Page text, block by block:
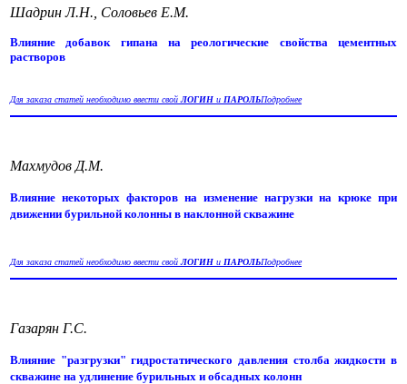
Шадрин Л.Н., Соловьев Е.М.
Влияние добавок гипана на реологические свойства цементных
растворов
Для заказа статей необходимо ввести свойЛОГИН и ПАРОЛЬПодробнее
Махмудов Д.М.
Влияние некоторых факторов на изменение нагрузки на крюке при
движении бурильной колонны в наклонной скважине
Для заказа статей необходимо ввести свойЛОГИН и ПАРОЛЬПодробнее
Газарян Г.С.
Влияние "разгрузки" гидростатического давления столба жидкости в
скважине на удлинение бурильных и обсадных колонн